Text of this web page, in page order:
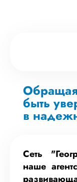
быть
в
Сеть
наше